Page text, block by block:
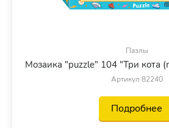
Пазлы
Мозаика "puzzle" 104 "Три кота
Артикул 82240
Подробнее